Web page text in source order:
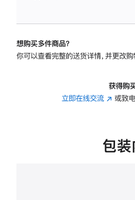
转
的
想购买多件商品？
你可以查看完整的送货详情，并更改购
获得购
立即在线交流 (在
中
或致电
包装